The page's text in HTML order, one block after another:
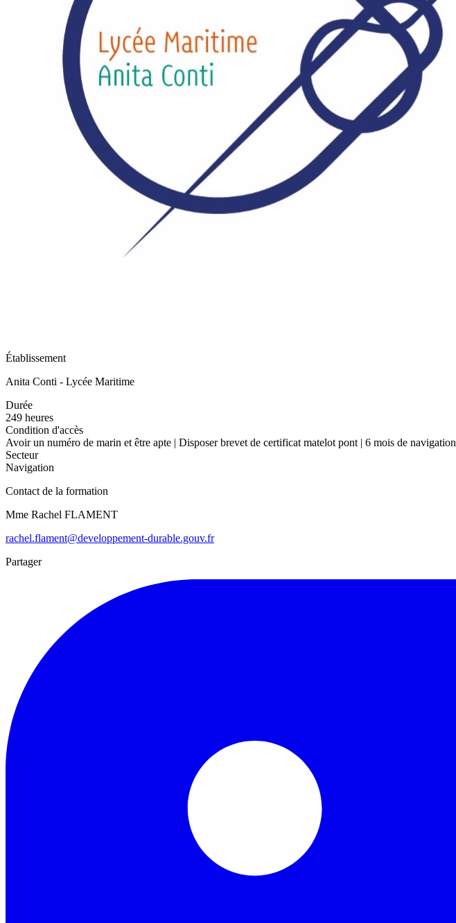
Établissement
Anita Conti - Lycée Maritime
Durée
249 heures
Condition d'accès
Avoir un numéro de marin et être apte | Disposer brevet de certificat matelot pont | 6 mois de navigation
Secteur
Navigation
Contact de la formation
Mme Rachel FLAMENT
rachel.flament@developpement-durable.gouv.fr
Partager